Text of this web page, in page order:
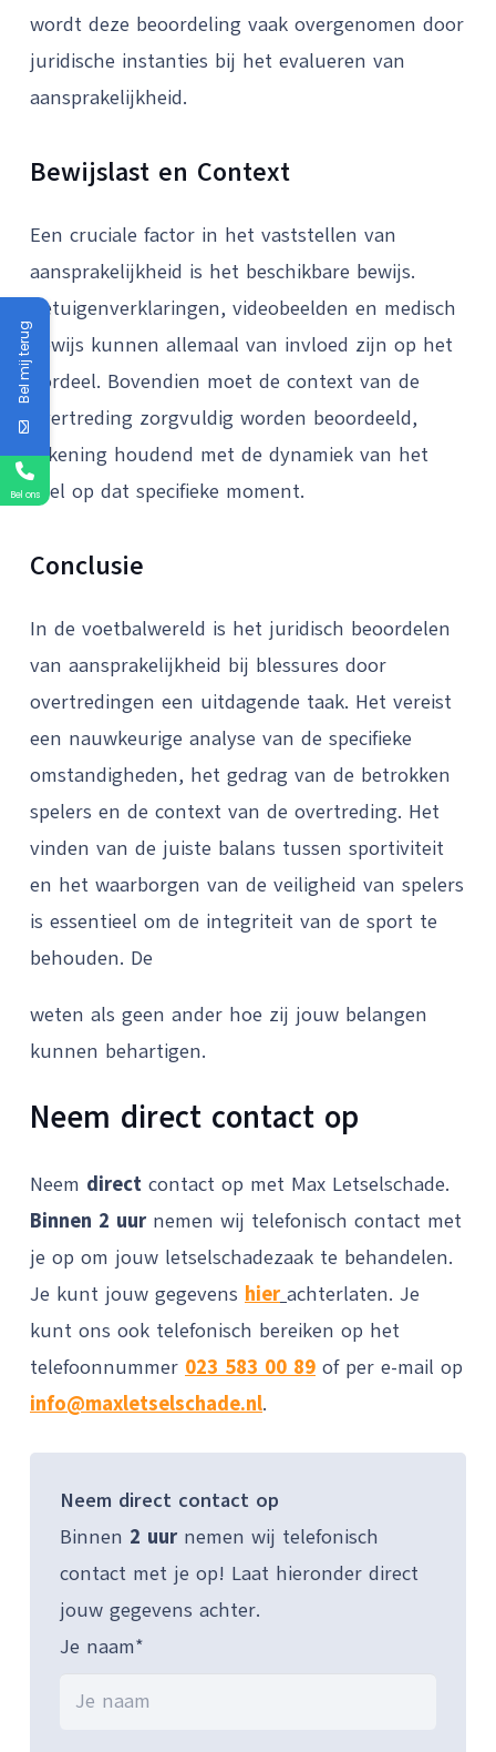
wordt deze beoordeling vaak overgenomen door
juridische instanties bij het evalueren van
aansprakelijkheid.
Bewijslast en Context
Een cruciale factor in het vaststellen van
aansprakelijkheid is het beschikbare bewijs.
Getuigenverklaringen, videobeelden en medisch
bewijs kunnen allemaal van invloed zijn op het
oordeel. Bovendien moet de context van de
overtreding zorgvuldig worden beoordeeld,
rekening houdend met de dynamiek van het
spel op dat specifieke moment.
Conclusie
In de voetbalwereld is het juridisch beoordelen
van aansprakelijkheid bij blessures door
overtredingen een uitdagende taak. Het vereist
een nauwkeurige analyse van de specifieke
omstandigheden, het gedrag van de betrokken
spelers en de context van de overtreding. Het
vinden van de juiste balans tussen sportiviteit
en het waarborgen van de veiligheid van spelers
is essentieel om de integriteit van de sport te
behouden. De
weten als geen ander hoe zij jouw belangen
kunnen behartigen.
Neem direct contact op
Neem direct contact op met Max Letselschade.
Binnen 2 uur nemen wij telefonisch contact met
je op om jouw letselschadezaak te behandelen.
Je kunt jouw gegevens hier achterlaten. Je
kunt ons ook telefonisch bereiken op het
telefoonnummer 023 583 00 89 of per e-mail op
info@maxletselschade.nl.
Neem direct contact op
Binnen 2 uur nemen wij telefonisch
contact met je op! Laat hieronder direct
jouw gegevens achter.
Je naam*
Bel mij terug
Bel ons